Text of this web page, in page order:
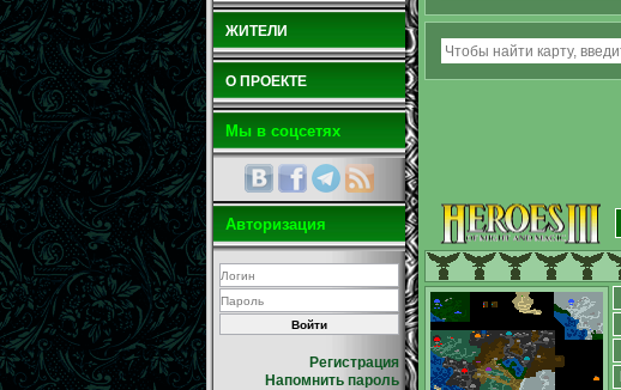
ЖИТЕЛИ
О ПРОЕКТЕ
Мы в соцсетях
Авторизация
Регистрация
Напомнить пароль